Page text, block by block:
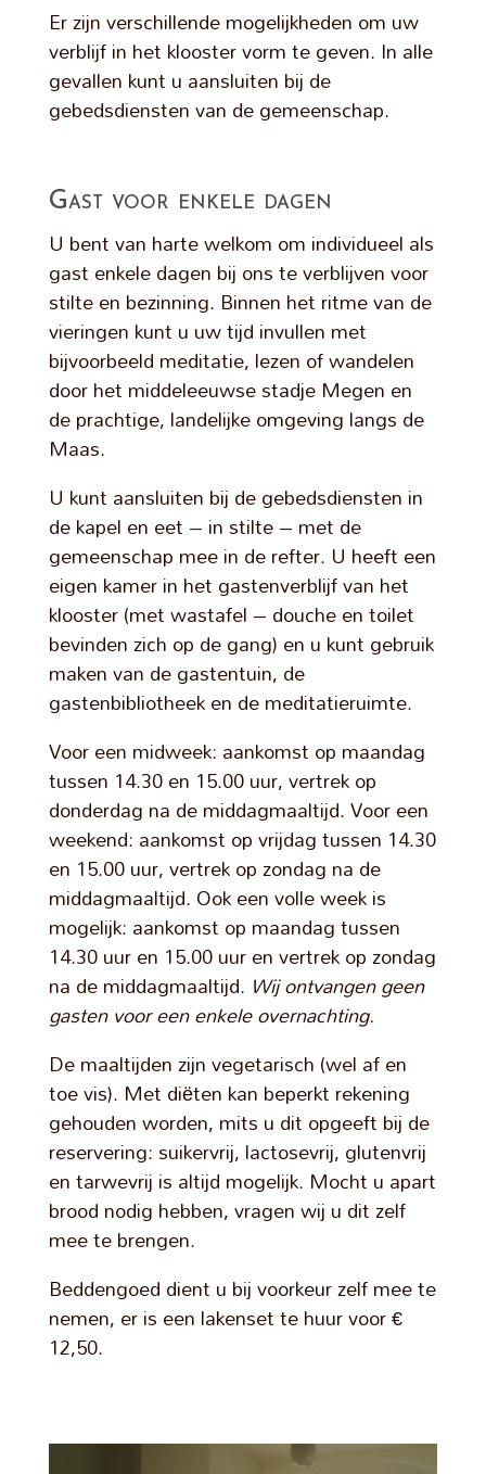
Er zijn verschillende mogelijkheden om uw
verblijf in het klooster vorm te geven. In alle
gevallen kunt u aansluiten bij de
gebedsdiensten van de gemeenschap.
Gast voor enkele dagen
U bent van harte welkom om individueel als
gast enkele dagen bij ons te verblijven voor
stilte en bezinning. Binnen het ritme van de
vieringen kunt u uw tijd invullen met
bijvoorbeeld meditatie, lezen of wandelen
door het middeleeuwse stadje Megen en
de prachtige, landelijke omgeving langs de
Maas.
U kunt aansluiten bij de gebedsdiensten in
de kapel en eet – in stilte – met de
gemeenschap mee in de refter. U heeft een
eigen kamer in het gastenverblijf van het
klooster (met wastafel – douche en toilet
bevinden zich op de gang) en u kunt gebruik
maken van de gastentuin, de
gastenbibliotheek en de meditatieruimte.
Voor een midweek: aankomst op maandag
tussen 14.30 en 15.00 uur, vertrek op
donderdag na de middagmaaltijd. Voor een
weekend: aankomst op vrijdag tussen 14.30
en 15.00 uur, vertrek op zondag na de
middagmaaltijd. Ook een volle week is
mogelijk: aankomst op maandag tussen
14.30 uur en 15.00 uur en vertrek op zondag
na de middagmaaltijd. Wij ontvangen geen
gasten voor een enkele overnachting.
De maaltijden zijn vegetarisch (wel af en
toe vis). Met diëten kan beperkt rekening
gehouden worden, mits u dit opgeeft bij de
reservering: suikervrij, lactosevrij, glutenvrij
en tarwevrij is altijd mogelijk. Mocht u apart
brood nodig hebben, vragen wij u dit zelf
mee te brengen.
Beddengoed dient u bij voorkeur zelf mee te
nemen, er is een lakenset te huur voor €
12,50.